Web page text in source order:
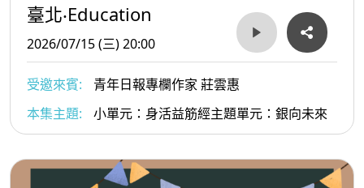
臺北‧Education
2026/07/15 (三) 20:00
受邀來賓:
青年日報專欄作家 莊雲惠
本集主題:
小單元：身活益筋經主題單元：銀向未來